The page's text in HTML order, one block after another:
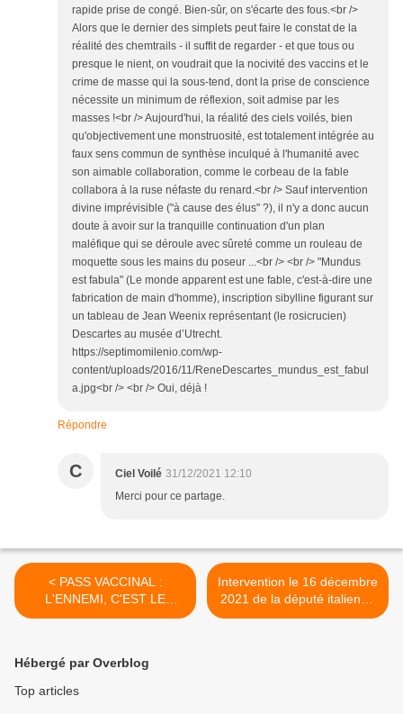
rapide prise de congé. Bien-sûr, on s'écarte des fous.<br />
Alors que le dernier des simplets peut faire le constat de la
réalité des chemtrails - il suffit de regarder - et que tous ou
presque le nient, on voudrait que la nocivité des vaccins et le
crime de masse qui la sous-tend, dont la prise de conscience
nécessite un minimum de réflexion, soit admise par les
masses !<br /> Aujourd'hui, la réalité des ciels voilés, bien
qu'objectivement une monstruosité, est totalement intégrée au
faux sens commun de synthèse inculqué à l'humanité avec
son aimable collaboration, comme le corbeau de la fable
collabora à la ruse néfaste du renard.<br /> Sauf intervention
divine imprévisible ("à cause des élus" ?), il n'y a donc aucun
doute à avoir sur la tranquille continuation d'un plan
maléfique qui se déroule avec sûreté comme un rouleau de
moquette sous les mains du poseur ...<br /> <br /> "Mundus
est fabula" (Le monde apparent est une fable, c'est-à-dire une
fabrication de main d'homme), inscription sibylline figurant sur
un tableau de Jean Weenix représentant (le rosicrucien)
Descartes au musée d’Utrecht.
https://septimomilenio.com/wp-
content/uploads/2016/11/ReneDescartes_mundus_est_fabul
a.jpg<br /> <br /> Oui, déjà !
Répondre
C Ciel Voilé 31/12/2021 12:10
Merci pour ce partage.
< PASS VACCINAL :
L'ENNEMI, C'EST LE
VIRUS, PAS LE PEUPLE !
Intervention le 16 décembre
2021 de la député italienne
Sara Cunial >
Hébergé par Overblog
Top articles